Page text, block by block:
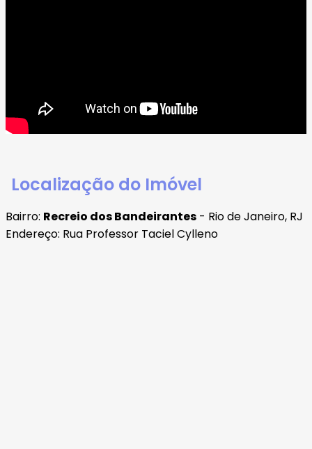
Localização do Imóvel
Bairro: Recreio dos Bandeirantes - Rio de Janeiro, RJ
Endereço: Rua Professor Taciel Cylleno